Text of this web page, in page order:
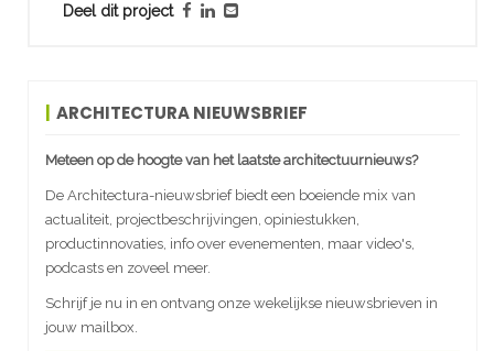
Deel dit project
ARCHITECTURA NIEUWSBRIEF
Meteen op de hoogte van het laatste architectuurnieuws?
De Architectura-nieuwsbrief biedt een boeiende mix van
actualiteit, projectbeschrijvingen, opiniestukken,
productinnovaties, info over evenementen, maar video's,
podcasts en zoveel meer.
Schrijf je nu in en ontvang onze wekelijkse nieuwsbrieven in
jouw mailbox.